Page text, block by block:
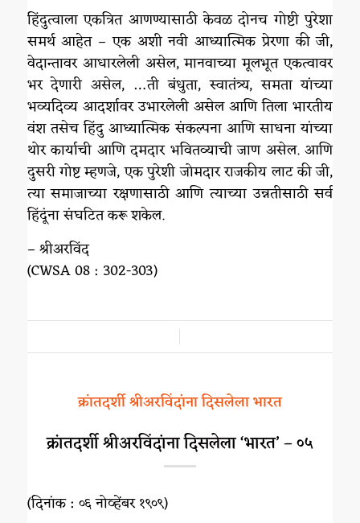
हिंदुत्वाला एकत्रित आणण्यासाठी केवळ दोनच गोष्टी पुरेशा
समर्थ आहेत – एक अशी नवी आध्यात्मिक प्रेरणा की जी,
वेदान्तावर आधारलेली असेल, मानवाच्या मूलभूत एकत्वावर
भर देणारी असेल, …ती बंधुता, स्वातंत्र्य, समता यांच्या
भव्यदिव्य आदर्शावर उभारलेली असेल आणि तिला भारतीय
वंश तसेच हिंदु आध्यात्मिक संकल्पना आणि साधना यांच्या
थोर कार्याची आणि दमदार भवितव्याची जाण असेल. आणि
दुसरी गोष्ट म्हणजे, एक पुरेशी जोमदार राजकीय लाट की जी,
त्या समाजाच्या रक्षणासाठी आणि त्याच्या उन्नतीसाठी सर्व
हिंदूंना संघटित करू शकेल.
– श्रीअरविंद
(CWSA 08 : 302-303)
क्रांतदर्शी श्रीअरविंदांना दिसलेला भारत
क्रांतदर्शी श्रीअरविंदांना दिसलेला ‘भारत’ – ०५
(दिनांक : ०६ नोव्हेंबर १९०९)